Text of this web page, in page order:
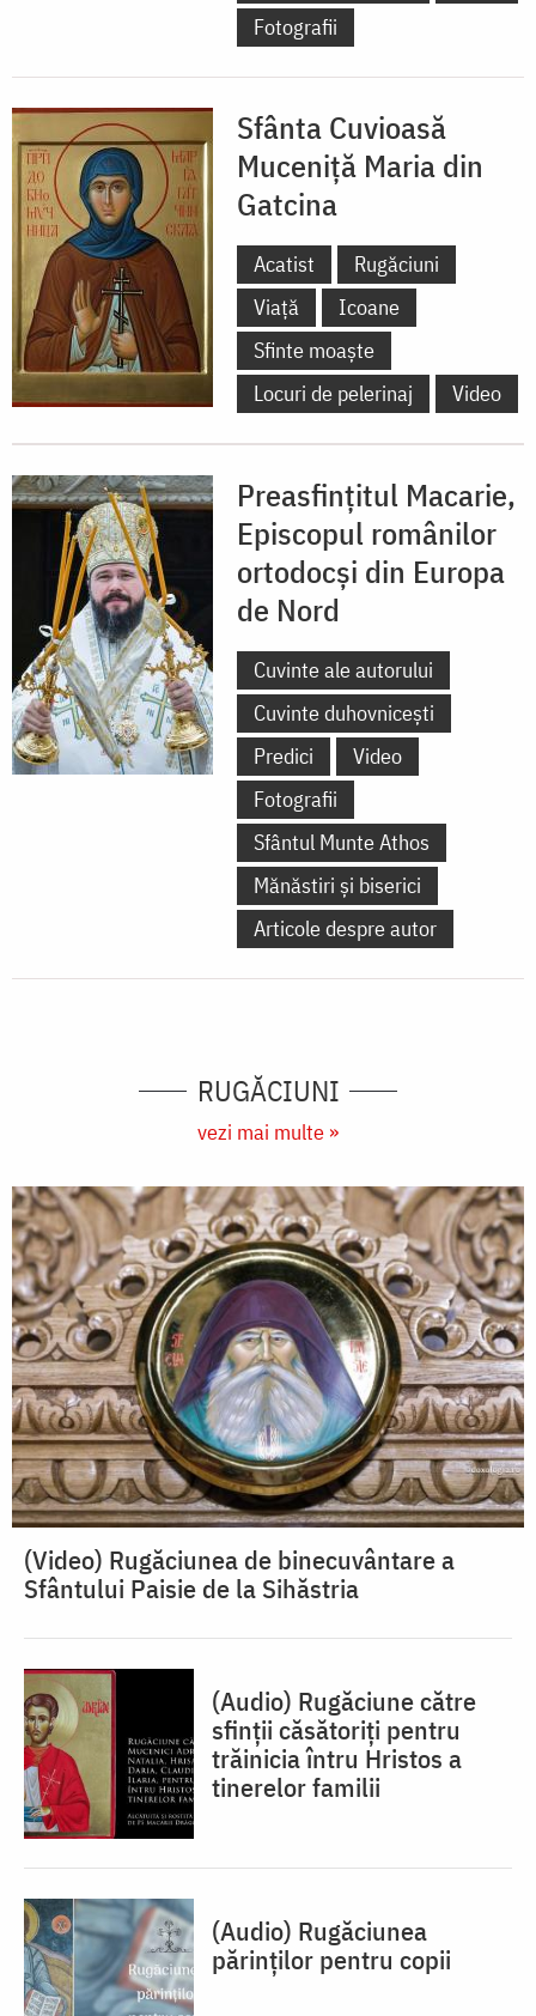
Fotografii
Sfânta Cuvioasă
Muceniță Maria din
Gatcina
Acatist
Rugăciuni
Viață
Icoane
Sfinte moaște
Locuri de pelerinaj
Video
Preasfințitul Macarie,
Episcopul românilor
ortodocși din Europa
de Nord
Cuvinte ale autorului
Cuvinte duhovnicești
Predici
Video
Fotografii
Sfântul Munte Athos
Mănăstiri și biserici
Articole despre autor
RUGĂCIUNI
vezi mai multe »
(Video) Rugăciunea de binecuvântare a
Sfântului Paisie de la Sihăstria
(Audio) Rugăciune către
sfinții căsătoriți pentru
trăinicia întru Hristos a
tinerelor familii
(Audio) Rugăciunea
părinților pentru copii